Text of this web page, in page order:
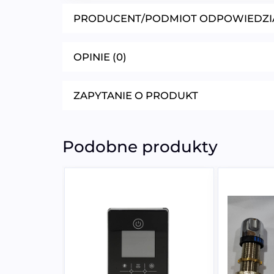
PRODUCENT/PODMIOT
OPINIE (0)
ZAPYTANIE O PRODUKT
Podobne produkty